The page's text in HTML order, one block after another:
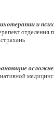
и